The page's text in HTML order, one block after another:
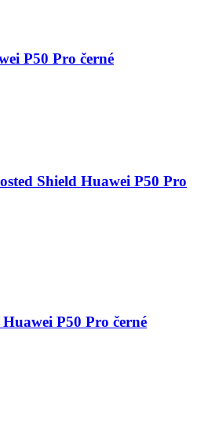
P50 Pro černé
Shield Huawei P50 Pro
P50 Pro černé